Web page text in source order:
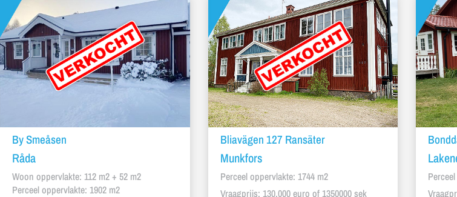
By Smeåsen
Råda
Woon oppervlakte: 112 m2 + 52 m2
Perceel oppervlakte: 1902 m2
Bliavägen 127 Ransäter
Munkfors
Perceel oppervlakte: 1744 m2
Vraagprijs: 130.000 euro of 1350000 sek